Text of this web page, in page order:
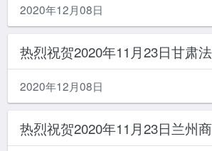
2020年12月08日
2020年12月08日